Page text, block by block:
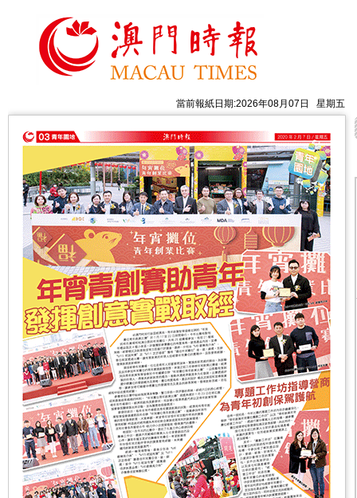
當前報紙日期:2026年08月07日 星期五